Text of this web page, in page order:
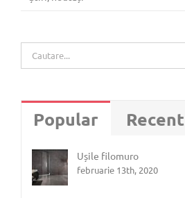
Popular Recent
Ușile filomuro
februarie 13th, 2020